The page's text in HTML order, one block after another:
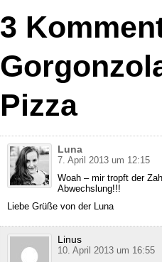
3
Pizza
Luna
7. April 2013 um 12:15
Woah – mir tropft der
Abwechslung!!!
Liebe Grüße von der Luna
Linus
10. April 2013 um 16:55